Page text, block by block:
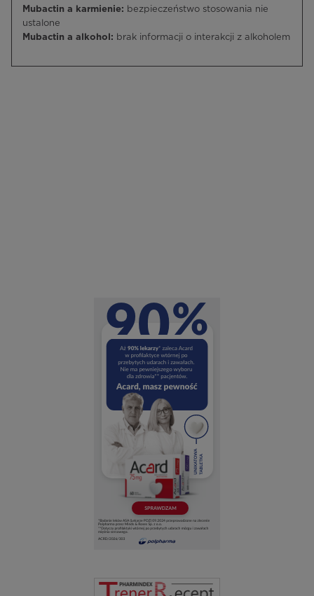
Mubactin a karmienie: bezpieczeństwo stosowania nie
ustalone
Mubactin a alkohol: brak informacji o interakcji z alkoholem